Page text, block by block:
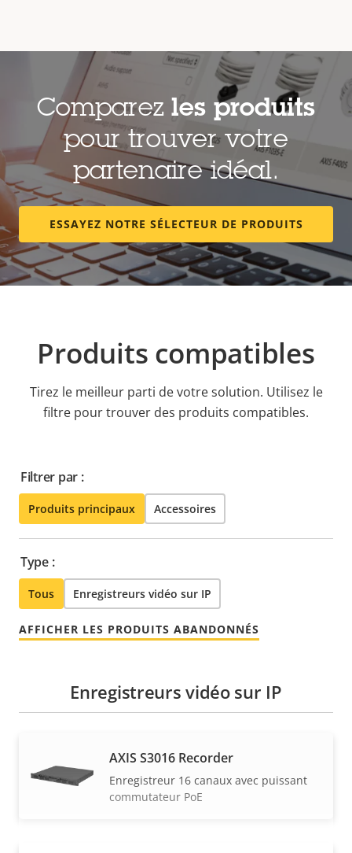
Comparez les produits
pour trouver votre
partenaire idéal.
ESSAYEZ NOTRE SÉLECTEUR DE PRODUITS
Produits compatibles
Tirez le meilleur parti de votre solution. Utilisez le
filtre pour trouver des produits compatibles.
Filtrer par :
Produits principaux Accessoires
Type :
Tous Enregistreurs vidéo sur IP
AFFICHER LES PRODUITS ABANDONNÉS
Enregistreurs vidéo sur IP
AXIS S3016 Recorder
Enregistreur 16 canaux avec puissant
commutateur PoE